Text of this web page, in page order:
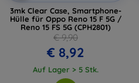
3mk Clear Case, Smartphone-
Hülle für Oppo Reno 15 F 5G /
Reno 15 FS 5G (CPH2801)
€ 9,90
€ 8,92
Auf Lager > 5 Stk.